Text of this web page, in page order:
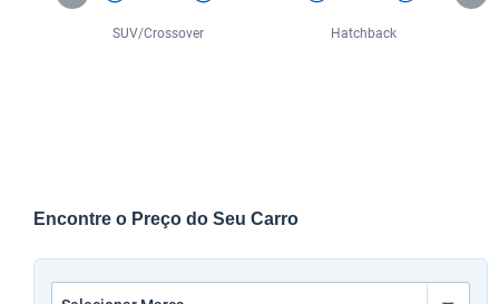
SUV/Crossover Hatchback
Encontre o Preço do Seu Carro